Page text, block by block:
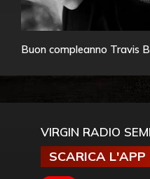
Buon compleanno Travis
VIRGIN RADIO
SCARICA L'APP